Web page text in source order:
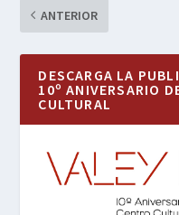
ANTERIOR
DESCARGA LA
10º ANIVERSARIO
CULTURAL